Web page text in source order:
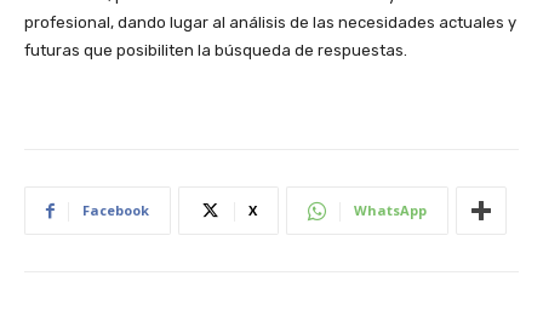
profesional, dando lugar al análisis de las necesidades actuales y
futuras que posibiliten la búsqueda de respuestas.
Facebook X WhatsApp